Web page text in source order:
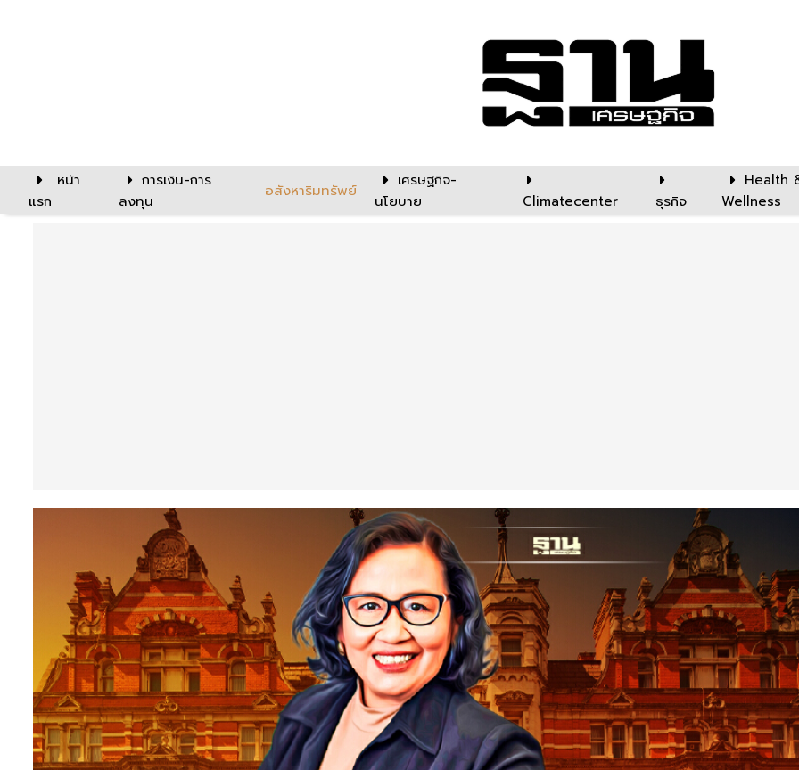
หน้า
แรก
การเงิน-การ
ลงทุน
อสังหาริมทรัพย์
เศรษฐกิจ-
นโยบาย
Climatecenter ธุรกิจ
Health
Wellness